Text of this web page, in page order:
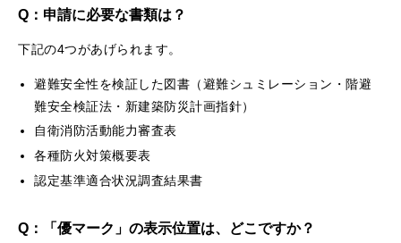
Q：申請に必要な書類は？
下記の4つがあげられます。
避難安全性を検証した図書（避難シュミレーション・階避
難安全検証法・新建築防災計画指針）
自衛消防活動能力審査表
各種防火対策概要表
認定基準適合状況調査結果書
Q：「優マーク」の表示位置は、どこですか？